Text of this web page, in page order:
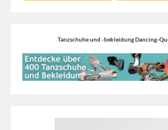
Tanzschuhe und -bekleidung Dancing-